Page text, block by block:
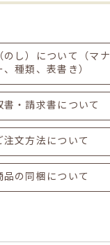
のし）について（マナ
、種類、表書き）
書・請求書について
注文方法について
品の同梱について